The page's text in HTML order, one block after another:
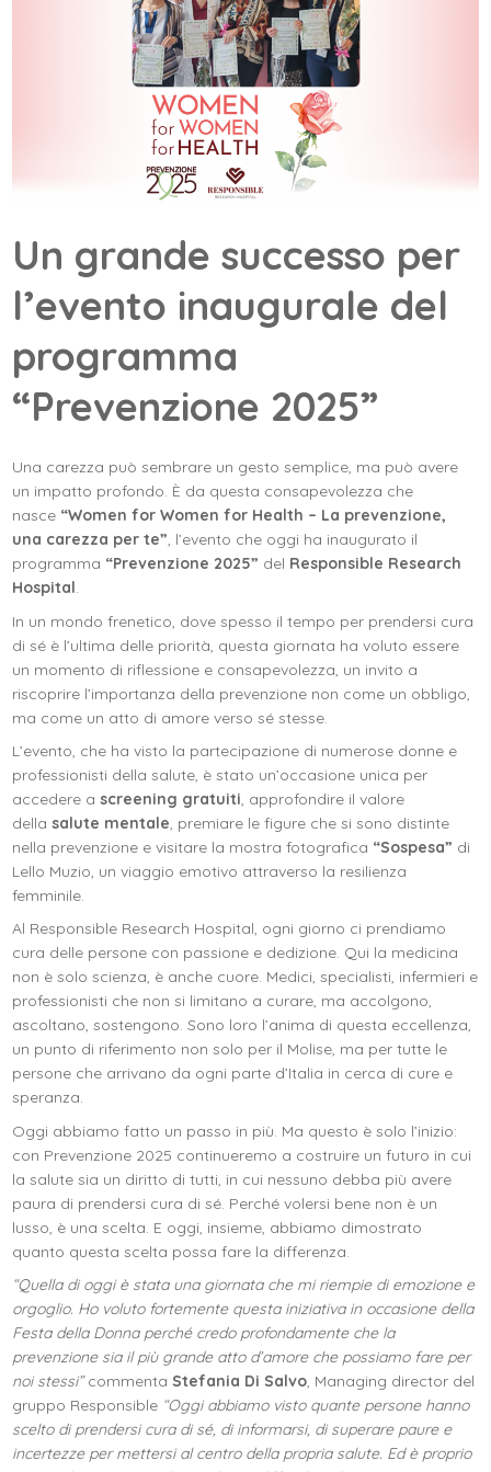
Un grande successo per
l’evento inaugurale del
programma
“Prevenzione 2025”
Una carezza può sembrare un gesto semplice, ma può avere
un impatto profondo. È da questa consapevolezza che
nasce “Women for Women for Health – La prevenzione,
una carezza per te”, l’evento che oggi ha inaugurato il
programma “Prevenzione 2025” del Responsible Research
Hospital.
In un mondo frenetico, dove spesso il tempo per prendersi cura
di sé è l’ultima delle priorità, questa giornata ha voluto essere
un momento di riflessione e consapevolezza, un invito a
riscoprire l’importanza della prevenzione non come un obbligo,
ma come un atto di amore verso sé stesse.
L’evento, che ha visto la partecipazione di numerose donne e
professionisti della salute, è stato un’occasione unica per
accedere ascreening gratuiti, approfondire il valore
dellasalute mentale, premiare le figure che si sono distinte
nella prevenzione e visitare la mostra fotografica “Sospesa” di
Lello Muzio, un viaggio emotivo attraverso la resilienza
femminile.
Al Responsible Research Hospital, ogni giorno ci prendiamo
cura delle persone con passione e dedizione. Qui la medicina
non è solo scienza, è anche cuore. Medici, specialisti, infermieri e
professionisti che non si limitano a curare, ma accolgono,
ascoltano, sostengono. Sono loro l’anima di questa eccellenza,
un punto di riferimento non solo per il Molise, ma per tutte le
persone che arrivano da ogni parte d’Italia in cerca di cure e
speranza.
Oggi abbiamo fatto un passo in più. Ma questo è solo l’inizio:
con Prevenzione 2025 continueremo a costruire un futuro in cui
la salute sia un diritto di tutti, in cui nessuno debba più avere
paura di prendersi cura di sé. Perché volersi bene non è un
lusso, è una scelta. E oggi, insieme, abbiamo dimostrato
quanto questa scelta possa fare la differenza.
“Quella di oggi è stata una giornata che mi riempie di emozione e
orgoglio. Ho voluto fortemente questa iniziativa in occasione della
Festa della Donna perché credo profondamente che la
prevenzione sia il più grande atto d’amore che possiamo fare per
noi stessi”commenta Stefania Di Salvo, Managing director del
gruppo Responsible “Oggi abbiamo visto quante persone hanno
scelto di prendersi cura di sé, di informarsi, di superare paure e
incertezze per mettersi al centro della propria salute. Ed è proprio